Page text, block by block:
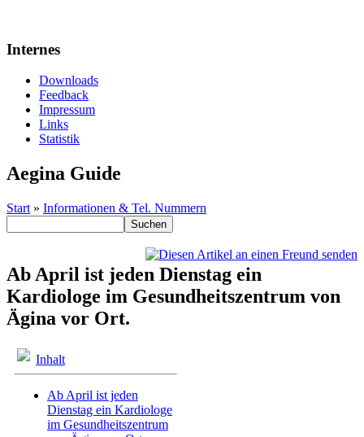
Internes
Downloads
Feedback
Impressum
Links
Statistik
Aegina Guide
Start » Informationen & Tel. Nummern
Ab April ist jeden Dienstag ein
Kardiologe im Gesundheitszentrum von
Ägina vor Ort.
Inhalt
Ab April ist jeden
Dienstag ein Kardiologe
im Gesundheitszentrum